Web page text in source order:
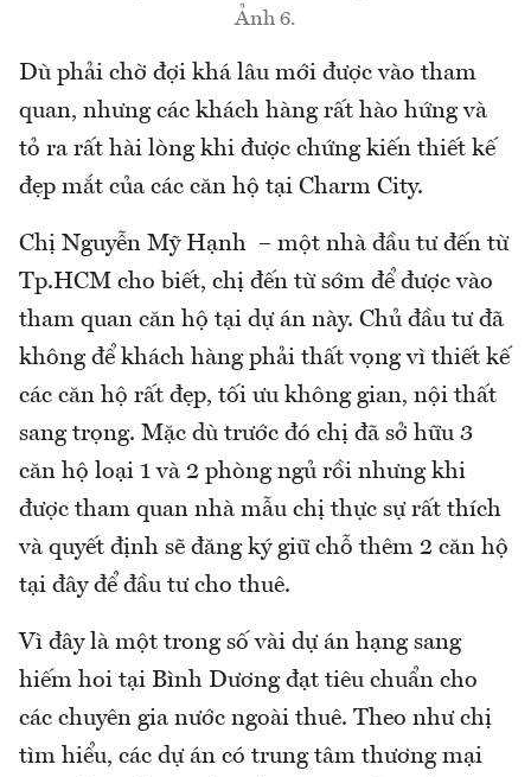
Ảnh 6.
Dù phải chờ đợi khá lâu mới được vào tham
quan, nhưng các khách hàng rất hào hứng và
tỏ ra rất hài lòng khi được chứng kiến thiết kế
đẹp mắt của các căn hộ tại Charm City.
Chị Nguyễn Mỹ Hạnh – một nhà đầu tư đến từ
Tp.HCM cho biết, chị đến từ sớm để được vào
tham quan căn hộ tại dự án này. Chủ đầu tư đã
không để khách hàng phải thất vọng vì thiết kế
các căn hộ rất đẹp, tối ưu không gian, nội thất
sang trọng. Mặc dù trước đó chị đã sở hữu 3
căn hộ loại 1 và 2 phòng ngủ rồi nhưng khi
được tham quan nhà mẫu chị thực sự rất thích
và quyết định sẽ đăng ký giữ chỗ thêm 2 căn hộ
tại đây để đầu tư cho thuê.
Vì đây là một trong số vài dự án hạng sang
hiếm hoi tại Bình Dương đạt tiêu chuẩn cho
các chuyên gia nước ngoài thuê. Theo như chị
tìm hiểu, các dự án có trung tâm thương mại